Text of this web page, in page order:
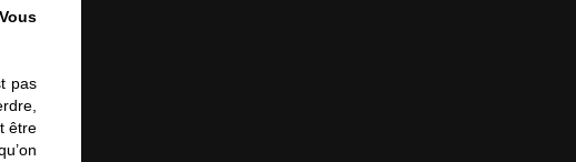
pas
être